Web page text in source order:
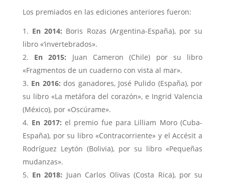
Los premiados en las ediciones anteriores fueron:
En 2014: Boris Rozas (Argentina-España), por su
libro «‘invertebrados».
En 2015: Juan Cameron (Chile) por su libro
«Fragmentos de un cuaderno con vista al mar».
En 2016: dos ganadores, José Pulido (España), por
su libro «La metáfora del corazón», e Ingrid Valencia
(México), por «Oscúrame».
En 2017: el premio fue para Lilliam Moro (Cuba-
España), por su libro «Contracorriente» y el Accésit a
Rodríguez Leytón (Bolivia), por su libro «Pequeñas
mudanzas».
En 2018: Juan Carlos Olivas (Costa Rica), por su